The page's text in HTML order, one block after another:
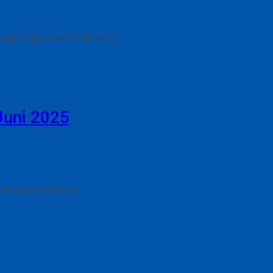
to preview activate zoom
2025
harga produk ini.